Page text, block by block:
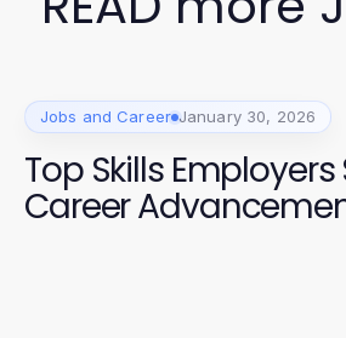
Jobs and Career January 30, 2026
Top Skills Employers
Career